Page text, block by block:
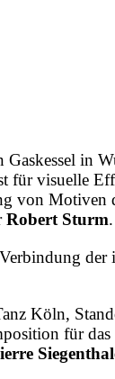
in
für visuelle
von Motiven
Robert Sturm.
Köln,
für